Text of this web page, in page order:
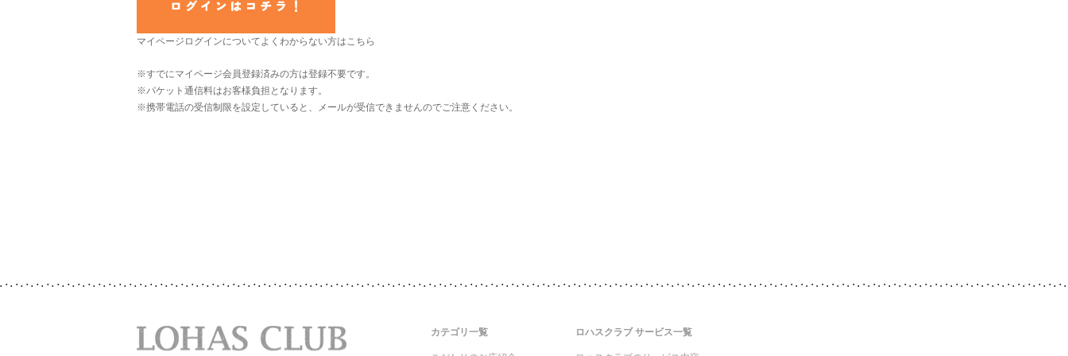
マイページログインについてよくわからない方はこちら
※すでにマイページ会員登録済みの方は登録不要です。
※パケット通信料はお客様負担となります。
※携帯電話の受信制限を設定していると、メールが受信できませんのでご注意ください。
カテゴリ一覧 ロハスクラブ サービス一覧